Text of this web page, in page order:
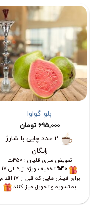
بلو گواوا
695,000 تومان
2 عدد چایی با شارژ
رایگان
تعویض سری قلیان : 450ت
%40
تخفیف ویژه از 9 الی 17
برای فیش هایی که قبل از 17 اقدام
به تسویه و تحویل میز کنند